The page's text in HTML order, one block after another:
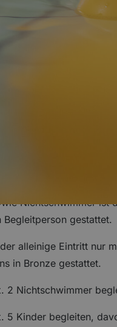
dem
Nichtschwimmer ist
gestattet.
alleinige Eintritt nur
in Bronze gestattet.
2 Nichtschwimmer
5 Kinder begleiten,